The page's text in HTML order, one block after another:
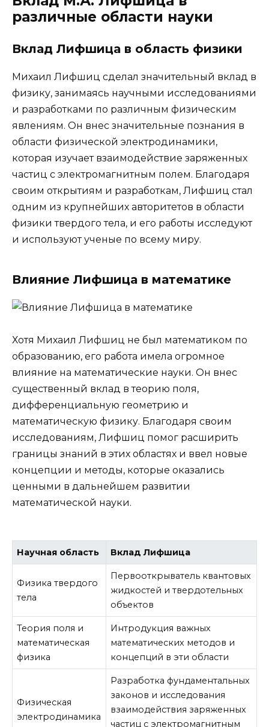
различные области науки
Вклад Лифшица в область физики
Михаил Лифшиц сделал значительный вклад в
физику, занимаясь научными исследованиями
и разработками по различным физическим
явлениям. Он внес значительные познания в
области физической электродинамики,
которая изучает взаимодействие заряженных
частиц с электромагнитным полем. Благодаря
своим открытиям и разработкам, Лифшиц стал
одним из крупнейших авторитетов в области
физики твердого тела, и его работы исследуют
и используют ученые по всему миру.
Влияние Лифшица в математике
Хотя Михаил Лифшиц не был математиком по
образованию, его работа имела огромное
влияние на математические науки. Он внес
существенный вклад в теорию поля,
дифференциальную геометрию и
математическую физику. Благодаря своим
исследованиям, Лифшиц помог расширить
границы знаний в этих областях и ввел новые
концепции и методы, которые оказались
ценными в дальнейшем развитии
математической науки.
Научная область Вклад Лифшица
Физика твердого
тела
Первооткрыватель квантовых
жидкостей и твердотельных
объектов
Теория поля и
математическая
физика
Интродукция важных
математических методов и
концепций в эти области
Физическая
электродинамика
Разработка фундаментальных
законов и исследования
взаимодействия заряженных
частиц с электромагнитным